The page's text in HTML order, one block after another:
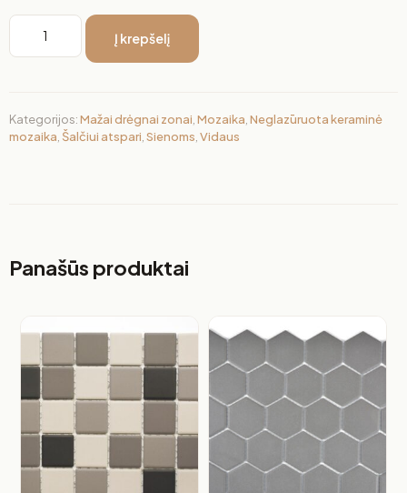
Į krepšelį
Kategorijos:Mažai drėgnai zonai,Mozaika,Neglazūruota keraminė
mozaika, Šalčiui atspari,Sienoms,Vidaus
Panašūs produktai